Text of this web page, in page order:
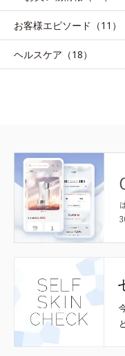
お客様エピソード（11）
ヘルスケア（18）